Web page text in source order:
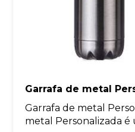
Garrafa de metal
Garrafa de metal
metal Personalizada é